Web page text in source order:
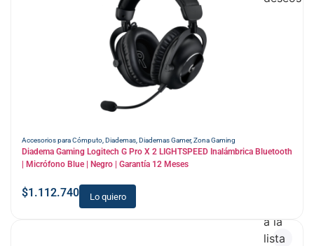
Accesorios para Cómputo Diademas Diademas Gamer,Zona Gaming
Diadema Gaming Logitech G Pro X 2 LIGHTSPEED Inalámbrica Bluetooth
| Micrófono Blue | Negro | Garantía 12 Meses
$1.112.740 Lo quiero
a la
lista